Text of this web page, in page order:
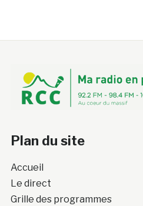
Plan du site
Accueil
Le direct
Grille des programmes